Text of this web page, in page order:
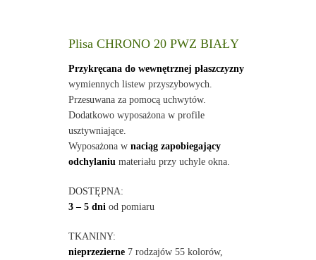
Plisa CHRONO 20 PWZ BIAŁY
Przykręcana do wewnętrznej płaszczyzny
wymiennych listew przyszybowych.
Przesuwana za pomocą uchwytów.
Dodatkowo wyposażona w profile
usztywniające.
Wyposażona w naciąg zapobiegający
odchylaniu materiału przy uchyle okna.
DOSTĘPNA:
3 – 5 dni od pomiaru
TKANINY:
nieprzezierne7 rodzajów 55 kolorów,